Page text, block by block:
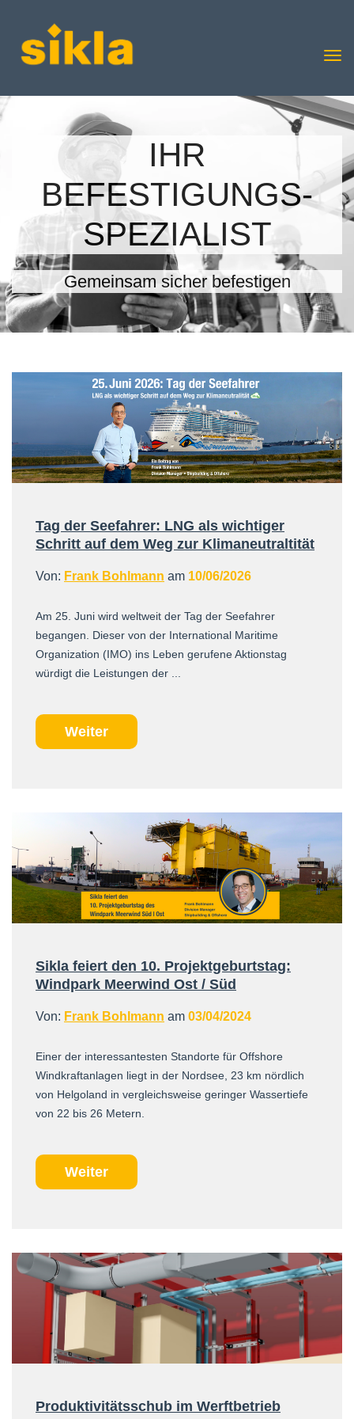
IHR
BEFESTIGUNGS-
SPEZIALIST
Gemeinsam sicher befestigen
Tag der Seefahrer: LNG als wichtiger
Schritt auf dem Weg zur Klimaneutraltität
Von: Frank Bohlmann am 10/06/2026
Am 25. Juni wird weltweit der Tag der Seefahrer
begangen. Dieser von der International Maritime
Organization (IMO) ins Leben gerufene Aktionstag
würdigt die Leistungen der ...
Weiter
Sikla feiert den 10. Projektgeburtstag:
Windpark Meerwind Ost / Süd
Von: Frank Bohlmann am 03/04/2024
Einer der interessantesten Standorte für Offshore
Windkraftanlagen liegt in der Nordsee, 23 km nördlich
von Helgoland in vergleichsweise geringer Wassertiefe
von 22 bis 26 Metern.
Weiter
Produktivitätsschub im Werftbetrieb